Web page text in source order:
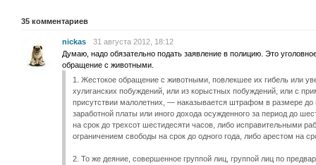
35 комментариев
nickas
31 августа 2012, 18:12
Думаю, надо обязательно подать заявление в полицию. Это
обращение с животными.
1. Жестокое обращение с животными, повлекшее их гибель или
хулиганских побуждений, или из корыстных побуждений, или с
присутствии малолетних, — наказывается штрафом в размере
заработной платы или иного дохода осужденного за период до
на срок до трехсот шестидесяти часов, либо исправительными
ограничением свободы на срок до одного года, либо арестом на
2. То же деяние, совершенное группой лиц, группой лиц по